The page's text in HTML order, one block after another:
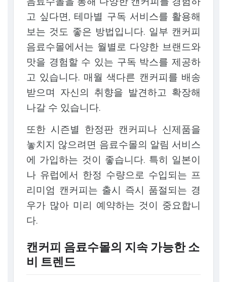
고 싶다면, 테마별 구독 서비스를 활용해
보는 것도 좋은 방법입니다. 일부 캔커피
음료수몰에서는 월별로 다양한 브랜드와
맛을 경험할 수 있는 구독 박스를 제공하
고 있습니다. 매월 색다른 캔커피를 배송
받으며 자신의 취향을 발견하고 확장해
나갈 수 있습니다.
또한 시즌별 한정판 캔커피나 신제품을
놓치지 않으려면 음료수몰의 알림 서비스
에 가입하는 것이 좋습니다. 특히 일본이
나 유럽에서 한정 수량으로 수입되는 프
리미엄 캔커피는 출시 즉시 품절되는 경
우가 많아 미리 예약하는 것이 중요합니
다.
캔커피 음료수몰의 지속 가능한 소
비 트렌드